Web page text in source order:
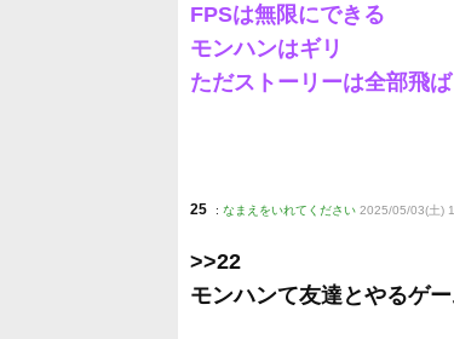
FPSは無限にできる
モンハンはギリ
ただストーリーは全部飛
25 : なまえをいれてください 2025/05/03(土)
>>22
モンハンて友達とやるゲ